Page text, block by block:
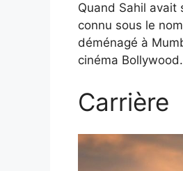
Quand Sahil avait
connu sous le
déménagé à
cinéma Bollywood.
Carrière